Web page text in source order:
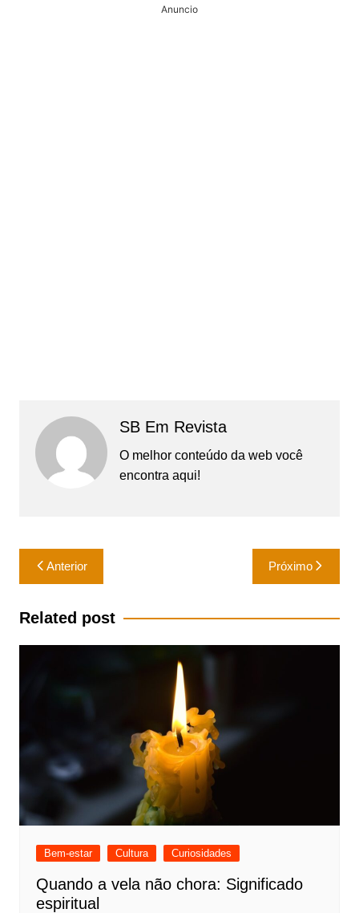
Anuncio
SB Em Revista
O melhor conteúdo da web você
encontra aqui!
Navegação
de
Post
Anterior Próximo
Related post
Bem-estar Cultura Curiosidades
Quando a vela não chora: Significado
espiritual